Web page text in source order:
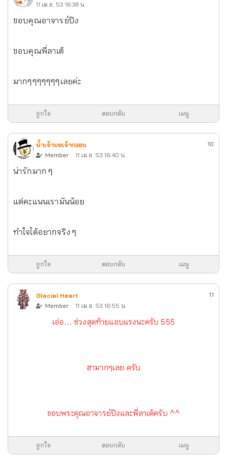
11 เม.ย. 53 16:38 น.
ขอบคุณอาจารย์ปิง
ขอบคุณพี่ลาเต้
มากๆๆๆๆๆๆๆเลยค่ะ
ถูกใจ ตอบกลับ เมนู
น้ำเจ้าบทเจ้ากลอน
Member
11 เม.ย. 53 16:40 น.
10
น่ารักมาก ๆ
แต่คะแนนเรามันน้อย
ทำใจได้อยากจริง ๆ
ถูกใจ ตอบกลับ เมนู
Glacial Heart
Member
11 เม.ย. 53 16:55 น.
11
เอ่อ... ช่วงสุดท้ายแอบแรงนะครับ 555
ฮามากๆเลย ครับ
ขอบพระคุณอาจารย์ปิงและพี่ลาเต้ครับ ^^
ถูกใจ ตอบกลับ เมนู